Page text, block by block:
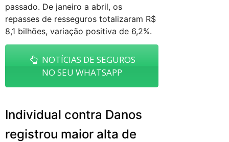
passado. De janeiro a abril, os
repasses de resseguros totalizaram R$
8,1 bilhões, variação positiva de 6,2%.
NOTÍCIAS DE SEGUROS
NO SEU WHATSAPP
Individual contra Danos
registrou maior alta de